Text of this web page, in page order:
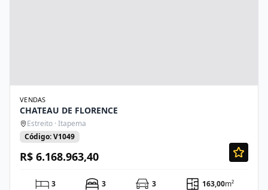
VENDAS
CHATEAU DE FLORENCE
Estreito · Itapema
Código: V1049
R$ 6.168.963,40
3 3 3 163,00m²